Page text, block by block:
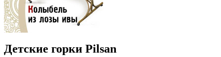
Детские горки Pilsan